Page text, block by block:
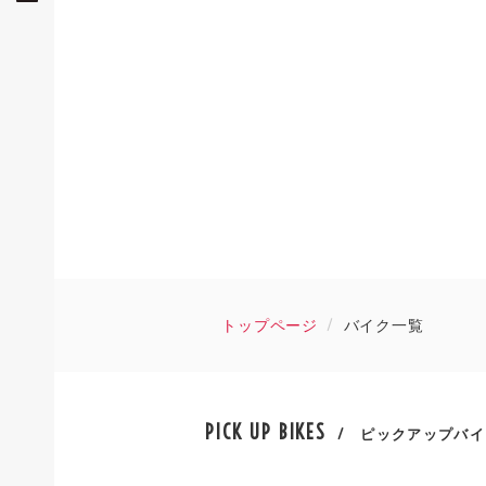
トップページ バイク一覧
PICK UP BIKES / ピックアップバ